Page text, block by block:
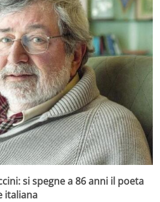
si spegne a 86 anni il poeta
italiana